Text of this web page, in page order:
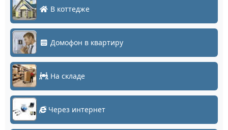
В коттедже
Домофон в квартиру
На складе
Через интернет